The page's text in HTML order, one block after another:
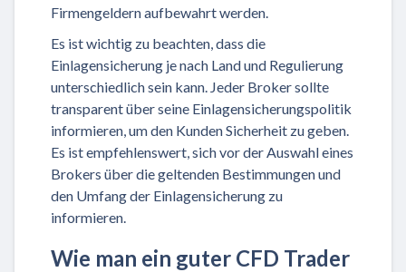
Firmengeldern aufbewahrt werden.
Es ist wichtig zu beachten, dass die
Einlagensicherung je nach Land und Regulierung
unterschiedlich sein kann. Jeder Broker sollte
transparent über seine Einlagensicherungspolitik
informieren, um den Kunden Sicherheit zu geben.
Es ist empfehlenswert, sich vor der Auswahl eines
Brokers über die geltenden Bestimmungen und
den Umfang der Einlagensicherung zu
informieren.
Wie man ein guter CFD Trader